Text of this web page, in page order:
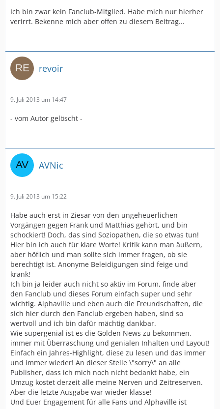
Ich bin zwar kein Fanclub-Mitglied. Habe mich nur hierher
verirrt. Bekenne mich aber offen zu diesem Beitrag...
revoir
9. Juli 2013 um 14:47
- vom Autor gelöscht -
AVNic
9. Juli 2013 um 15:22
Habe auch erst in Ziesar von den ungeheuerlichen
Vorgängen gegen Frank und Matthias gehört, und bin
schockiert! Doch, das sind Soziopathen, die so etwas tun!
Hier bin ich auch für klare Worte! Kritik kann man äußern,
aber höflich und man sollte sich immer fragen, ob sie
berechtigt ist. Anonyme Beleidigungen sind feige und
krank!
Ich bin ja leider auch nicht so aktiv im Forum, finde aber
den Fanclub und dieses Forum einfach super und sehr
wichtig. Alphaville und eben auch die Freundschaften, die
sich hier durch den Fanclub ergeben haben, sind so
wertvoll und ich bin dafür mächtig dankbar.
Wie supergenial ist es die Golden News zu bekommen,
immer mit Überraschung und genialen Inhalten und Layout!
Einfach ein Jahres-Highlight, diese zu lesen und das immer
und immer wieder! An dieser Stelle \"sorry\" an alle
Publisher, dass ich mich noch nicht bedankt habe, ein
Umzug kostet derzeit alle meine Nerven und Zeitreserven.
Aber die letzte Ausgabe war wieder klasse!
Und Euer Engagement für alle Fans und Alphaville ist